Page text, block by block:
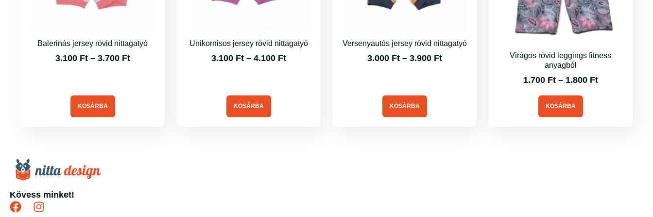
Balerinás jersey rövid nittagatyó
3.100 Ft – 3.700 Ft
KOSÁRBA
Unikornisos jersey rövid nittagatyó
3.100 Ft – 4.100 Ft
KOSÁRBA
Versenyautós jersey rövid nittagatyó
3.000 Ft – 3.900 Ft
KOSÁRBA
Virágos rövid leggings fitness
anyagból
1.700 Ft – 1.800 Ft
KOSÁRBA
Kövess minket!